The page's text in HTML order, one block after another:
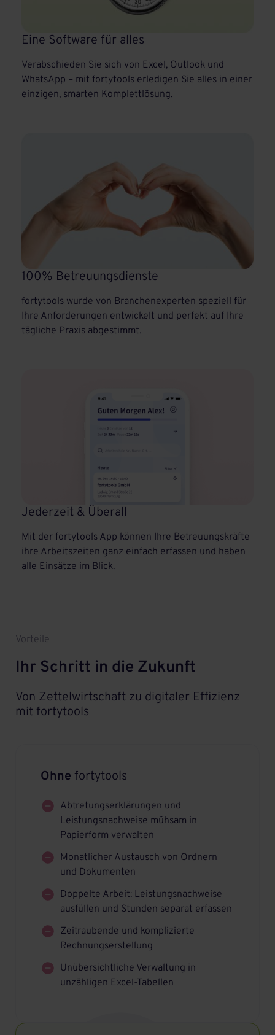
Eine Software für alles
Verabschieden Sie sich von Excel, Outlook und
WhatsApp – mit fortytools erledigen Sie alles in einer
einzigen, smarten Komplettlösung.
100% Betreuungsdienste
fortytools wurde von Branchenexperten speziell für
Ihre Anforderungen entwickelt und perfekt auf Ihre
tägliche Praxis abgestimmt.
Jederzeit & Überall
Mit der fortytools App können Ihre Betreuungskräfte
ihre Arbeitszeiten ganz einfach erfassen und haben
alle Einsätze im Blick.
Vorteile
Ihr Schritt in die Zukunft
Von Zettelwirtschaft zu digitaler Effizienz
mit fortytools
Ohne fortytools
Abtretungserklärungen und
Leistungsnachweise mühsam in
Papierform verwalten
Monatlicher Austausch von Ordnern
und Dokumenten
Doppelte Arbeit: Leistungsnachweise
ausfüllen und Stunden separat erfassen
Zeitraubende und komplizierte
Rechnungserstellung
Unübersichtliche Verwaltung in
unzähligen Excel-Tabellen